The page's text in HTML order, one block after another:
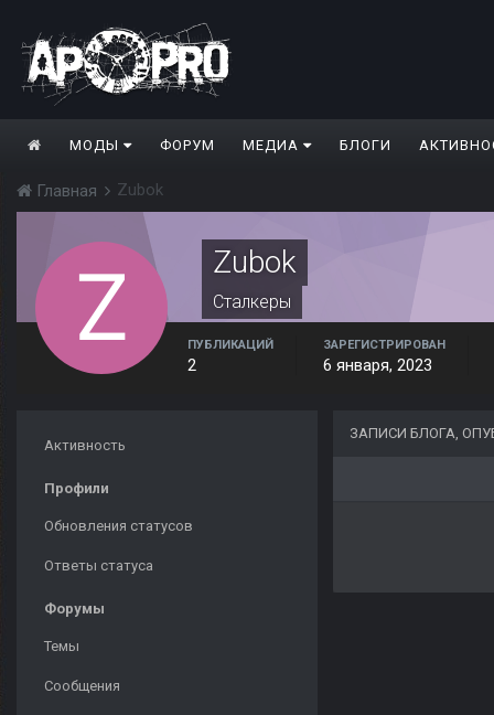
МОДЫ ФОРУМ МЕДИА БЛОГИ
Главная Zubok
Zubok
Сталкеры
ПУБЛИКАЦИЙ
2
ЗАРЕГИСТРИРОВАН
6 января, 2023
Активность
Профили
Обновления статусов
Ответы статуса
Форумы
Темы
Сообщения
ЗАПИСИ БЛОГА,